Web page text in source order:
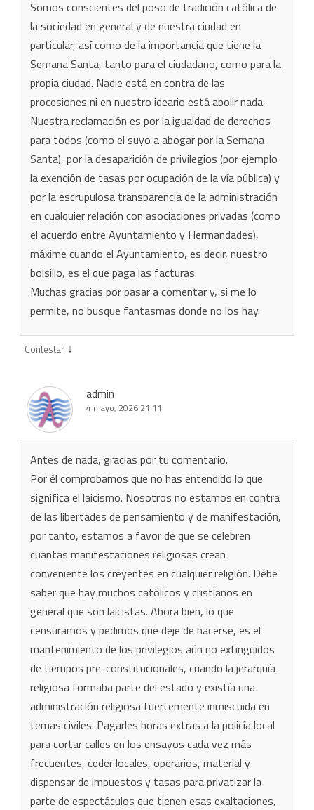
Somos conscientes del poso de tradición católica de
la sociedad en general y de nuestra ciudad en
particular, así como de la importancia que tiene la
Semana Santa, tanto para el ciudadano, como para la
propia ciudad. Nadie está en contra de las
procesiones ni en nuestro ideario está abolir nada.
Nuestra reclamación es por la igualdad de derechos
para todos (como el suyo a abogar por la Semana
Santa), por la desaparición de privilegios (por ejemplo
la exención de tasas por ocupación de la vía pública) y
por la escrupulosa transparencia de la administración
en cualquier relación con asociaciones privadas (como
el acuerdo entre Ayuntamiento y Hermandades),
máxime cuando el Ayuntamiento, es decir, nuestro
bolsillo, es el que paga las facturas.
Muchas gracias por pasar a comentar y, si me lo
permite, no busque fantasmas donde no los hay.
Contestar ↓
admin
4 mayo, 2026 21:11
Antes de nada, gracias por tu comentario.
Por él comprobamos que no has entendido lo que
significa el laicismo. Nosotros no estamos en contra
de las libertades de pensamiento y de manifestación,
por tanto, estamos a favor de que se celebren
cuantas manifestaciones religiosas crean
conveniente los creyentes en cualquier religión. Debe
saber que hay muchos católicos y cristianos en
general que son laicistas. Ahora bien, lo que
censuramos y pedimos que deje de hacerse, es el
mantenimiento de los privilegios aún no extinguidos
de tiempos pre-constitucionales, cuando la jerarquía
religiosa formaba parte del estado y existía una
administración religiosa fuertemente inmiscuida en
temas civiles. Pagarles horas extras a la policía local
para cortar calles en los ensayos cada vez más
frecuentes, ceder locales, operarios, material y
dispensar de impuestos y tasas para privatizar la
parte de espectáculos que tienen esas exaltaciones,